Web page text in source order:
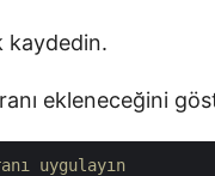
kaydedin.
ekleneceğini
uygulayın